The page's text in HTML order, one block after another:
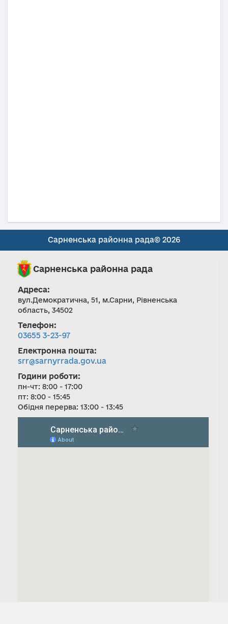
Сарненська районна рада© 2026
Сарненська районна рада
Адреса:
вул.Демократична, 51, м.Сарни, Рівненська
область, 34502
Телефон:
03655 3-23-97
Електронна пошта:
srr@sarnyrrada.gov.ua
Години роботи:
пн-чт: 8:00 - 17:00
пт: 8:00 - 15:45
Обідня перерва: 13:00 - 13:45